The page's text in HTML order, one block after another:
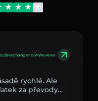
aexchanger.com/reviews
rychlé. Ale
za převody…